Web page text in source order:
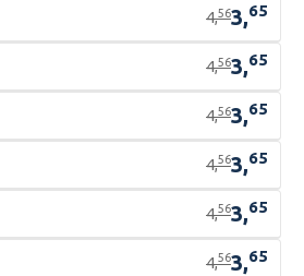
4,563,65
4,563,65
4,563,65
4,563,65
4,563,65
4,563,65